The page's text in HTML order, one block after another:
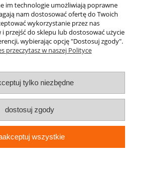
INFORMACJE
SŁÓW O NAS
im technologie umożliwiają poprawne
nam dostosować ofertę do Twoich
wykorzystanie przez nas
przejść do sklepu lub dostosować użycie
wybierając opcję "Dostosuj zgody".
przeczytasz w naszej Polityce
tylko niezbędne
dostosuj zgody
wszystkie